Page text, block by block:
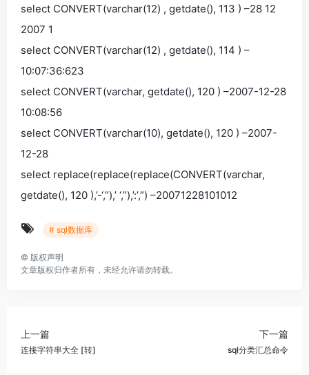
select CONVERT(varchar(12) , getdate(), 113 ) –28 12
2007 1
select CONVERT(varchar(12) , getdate(), 114 ) –
10:07:36:623
select CONVERT(varchar, getdate(), 120 ) –2007-12-28
10:08:56
select CONVERT(varchar(10), getdate(), 120 ) –2007-
12-28
select replace(replace(replace(CONVERT(varchar,
getdate(), 120 ),’-‘,”),’ ‘,”),’:’,”) –20071228101012
# sql数据库
© 版权声明
文章版权归作者所有，未经允许请勿转载。
上一篇
连接字符串大全 [转]
下一篇
sql分类汇总命令